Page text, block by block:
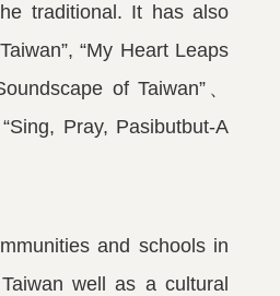
traditional. It has also
“My Heart Leaps
of Taiwan”、
Pray, Pasibutbut-A
and schools in
well as a cultural